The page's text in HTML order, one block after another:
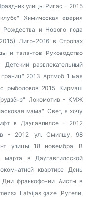
улицы Ригас - 2015
Химическая авария
Рождества и Нового года
Лиго-2016 в Стропах
и талантов
Руководство
Детский развлекательный
2013 Артмоб 1 мая
рыболовов 2015
Кирмаш
Локомотив - КМЖ
мама" Свет, я хочу
в Даугавпилсе - 2012
- 2012
ул. Смилшу, 98
улицы 18 новембра
В
марта в Даугавпилсской
квартире
День
Дни франкофонии Аисты в
Latvijas gaze (Ругели,